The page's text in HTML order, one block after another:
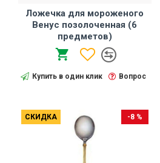
Ложечка для мороженого
Венус позолоченная (6
предметов)
Купить в один клик Вопрос
СКИДКА -8 %